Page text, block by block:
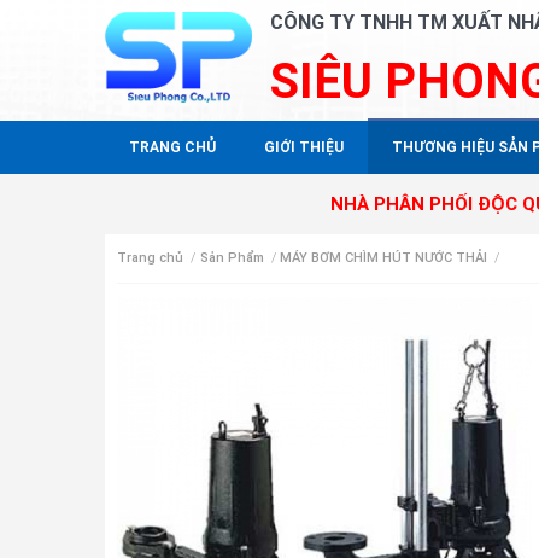
CÔNG TY TNHH TM XUẤT
SIÊU
TRANG CHỦ GIỚI THIỆU THƯƠNG HIỆU SẢN
NHÀ PHÂN PHỐI ĐỘC QUYỀN
Trang chủ / Sản Phẩm / MÁY BƠM CHÌM HÚT NƯỚC THẢI /